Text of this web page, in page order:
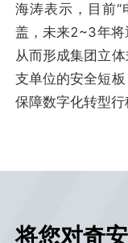
海涛表示，目前
盖，未来2~3年将
从而形成集团立
支单位的安全短
保障数字化转型行
将您对奇